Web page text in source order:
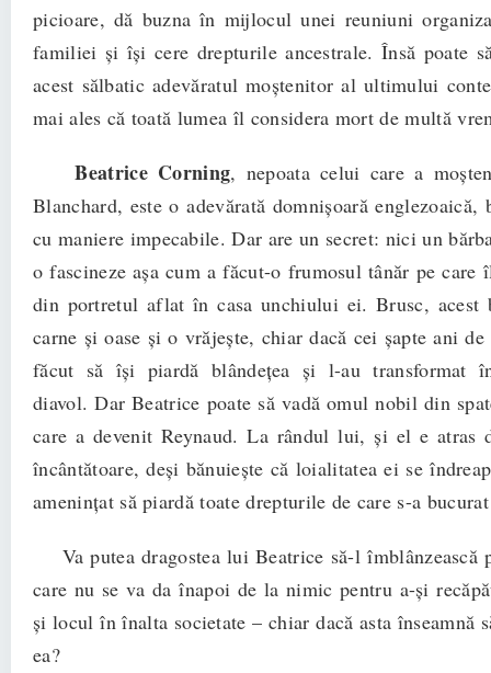
picioare, dă buzna în mijlocul unei reuniuni
familiei și își cere drepturile ancestrale. Însă poate
acest sălbatic adevăratul moștenitor al ultimului
mai ales că toată lumea îl considera mort de multă
Beatrice Corning, nepoata celui care a
Blanchard, este o adevărată domnișoară englezoaică,
cu maniere impecabile. Dar are un secret: nici un
o fascineze așa cum a făcut-o frumosul tânăr pe care
din portretul aflat în casa unchiului ei. Brusc, acest
carne și oase și o vrăjește, chiar dacă cei șapte ani
făcut să își piardă blândețea și l-au transformat
diavol. Dar Beatrice poate să vadă omul nobil din
care a devenit Reynaud. La rândul lui, și el e atras
încântătoare, deși bănuiește că loialitatea ei se
amenințat să piardă toate drepturile de care s-a
Va putea dragostea lui Beatrice să-l îmblânzească
care nu se va da înapoi de la nimic pentru a-și
și locul în înalta societate – chiar dacă asta înseamnă
ea?